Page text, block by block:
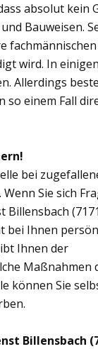
absolut kein
Bauweisen.
wird. In
Allerdings
einem Fall
bei
Sie sich
Billensbach
bei Ihnen
Ihnen der
Maßnahmen
können Sie
Billensbach